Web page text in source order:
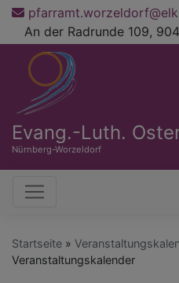
Direkt
Inhalt
An der Radrunde 109,
Evang.-Luth.
Nürnberg-Worzeldorf
Startseite
Veranstaltungskalender